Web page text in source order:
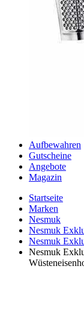
Aufbewahren
Gutscheine
Angebote
Magazin
Startseite
Marken
Nesmuk
Nesmuk
Nesmuk
Nesmuk